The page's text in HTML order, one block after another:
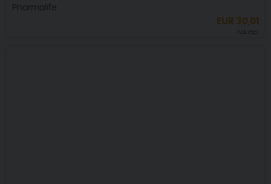
Pharmalife
EUR 30,01
IVA incl.